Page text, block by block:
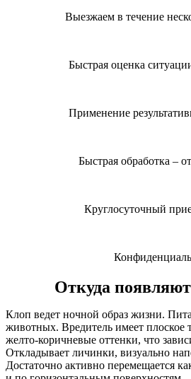
Выезжаем в течение
Быстрая оценка
Применение
Быстрая обработка –
Круглосуточный
Откуда
Клоп ведет ночной образ жизни.
животных. Вредитель имеет плоское
желто-коричневые оттенки, что
Откладывает личинки, визуально
Достаточно активно перемещается